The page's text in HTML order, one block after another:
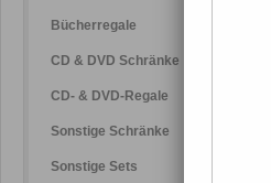
Bücherregale
CD & DVD Schränke
CD- & DVD-Regale
Sonstige Schränke
Sonstige Sets